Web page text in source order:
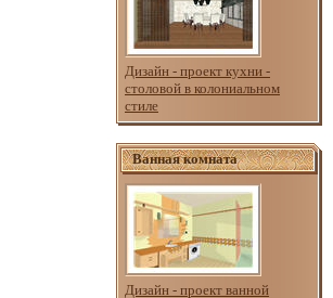
Дизайн - проект кухни -
столовой в колониальном
стиле
Ванная комната
Дизайн - проект ванной